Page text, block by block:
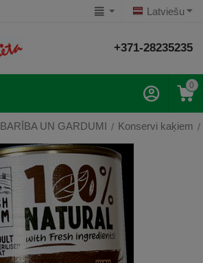
Latviešu
+371-28235235
0
BARĪBA UN GARDUMI / Konservi kaķiem /